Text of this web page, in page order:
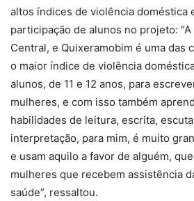
altos índices de violência doméstica
participação de alunos no projeto:
Central, e Quixeramobim é uma das
o maior índice de violência
alunos, de 11 e 12 anos, para
mulheres, e com isso também
habilidades de leitura, escrita,
interpretação, para mim, é muito
e usam aquilo a favor de alguém,
mulheres que recebem assistência
saúde”, ressaltou.